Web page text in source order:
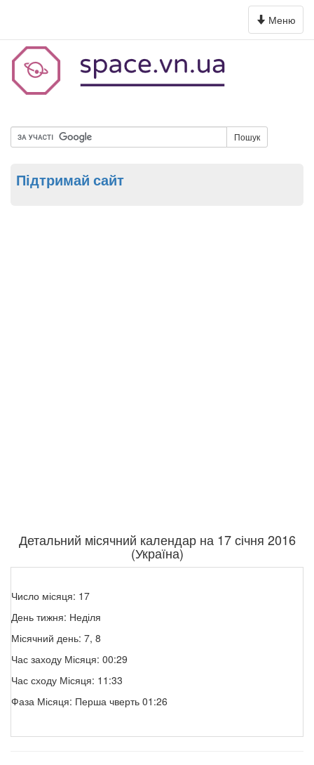
Toggle
navigation
Меню
Пошук
Підтримай сайт
Детальний місячний календар на 17 січня 2016
(Україна)
Число місяця: 17
День тижня: Неділя
Місячний день: 7, 8
Час заходу Місяця: 00:29
Час сходу Місяця: 11:33
Фаза Місяця: Перша чверть 01:26